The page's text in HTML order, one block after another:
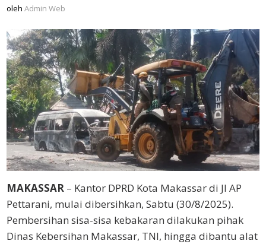
oleh Admin Web
MAKASSAR – Kantor DPRD Kota Makassar di Jl AP
Pettarani, mulai dibersihkan, Sabtu (30/8/2025).
Pembersihan sisa-sisa kebakaran dilakukan pihak
Dinas Kebersihan Makassar, TNI, hingga dibantu alat